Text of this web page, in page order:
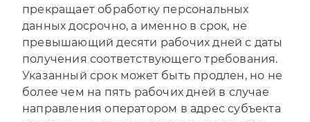
прекращает обработку персональных
данных досрочно, а именно в срок, не
превышающий десяти рабочих дней с даты
получения соответствующего требования.
Указанный срок может быть продлен, но не
более чем на пять рабочих дней в случае
направления оператором в адрес субъекта